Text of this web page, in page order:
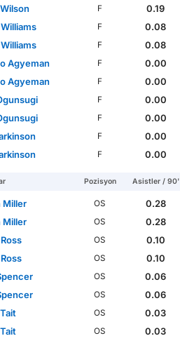
F
0.19
F
0.08
F
0.08
Agyeman
F
0.00
Agyeman
F
0.00
F
0.00
F
0.00
F
0.00
F 0.00
Pozisyon Asistler / 90'
Miller OS
0.28
Miller
OS
0.28
OS
0.10
OS
0.10
OS
0.06
OS
0.06
OS
0.03
OS
0.03